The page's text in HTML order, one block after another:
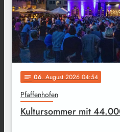
notes 06. August 2026 04:54
Pfaffenhofen
Kultursommer mit